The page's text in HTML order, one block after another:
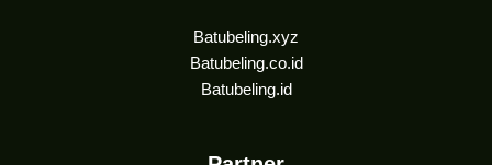
Batubeling.xyz
Batubeling.co.id
Batubeling.id